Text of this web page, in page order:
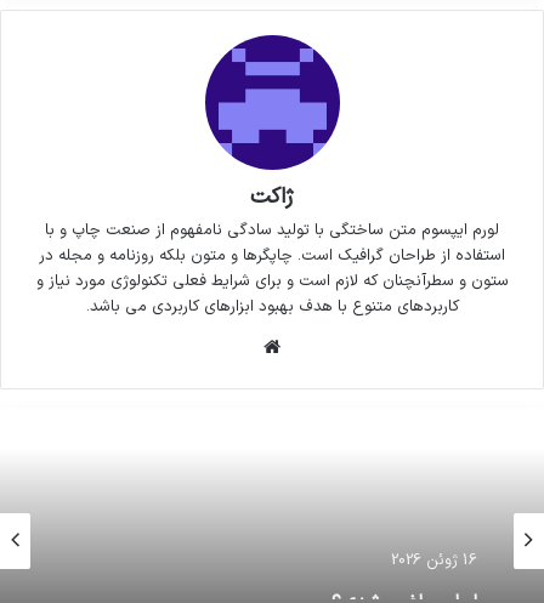
ژاکت
لورم ایپسوم متن ساختگی با تولید سادگی نامفهوم از صنعت چاپ و با
استفاده از طراحان گرافیک است. چاپگرها و متون بلکه روزنامه و مجله در
ستون و سطرآنچنان که لازم است و برای شرایط فعلی تکنولوژی مورد نیاز و
کاربردهای متنوع با هدف بهبود ابزارهای کاربردی می باشد.
16 ژوئن 2026
ایران، راضی شدی؟